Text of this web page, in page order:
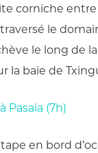
corniche
le
le long de
la baie de
Pasaia (7h)
en bord